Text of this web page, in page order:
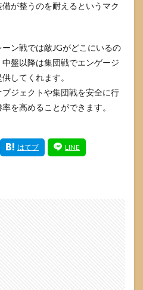
が整うのを耐えるというマク
ン戦では敵JGがどこにいるの
盤以降は集団戦でエンゲージ
してくれます。
ジェクトや集団戦を安全に行
を高めることができます。